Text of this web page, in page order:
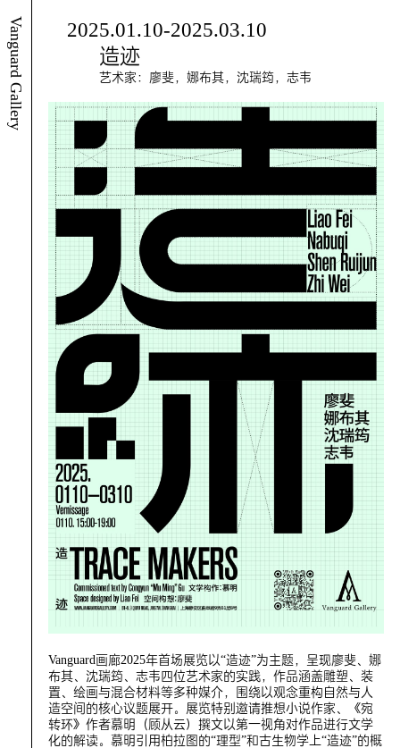
Vanguard Gallery
2025.01.10-2025.03.10
造迹
艺术家：廖斐，娜布其，沈瑞筠，志韦
Vanguard画廊2025年首场展览以“造迹”为主题，呈现廖斐、娜
布其、沈瑞筠、志韦四位艺术家的实践，作品涵盖雕塑、装
置、绘画与混合材料等多种媒介，围绕以观念重构自然与人
造空间的核心议题展开。展览特别邀请推想小说作家、《宛
转环》作者慕明（顾从云）撰文以第一视角对作品进行文学
化的解读。慕明引用柏拉图的“理型”和古生物学上“造迹”的概